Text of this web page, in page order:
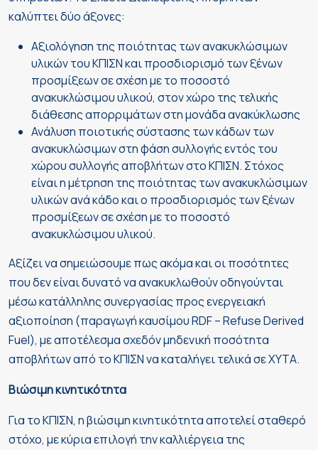
καλύπτει δύο άξονες:
Αξιολόγηση της ποιότητας των ανακυκλώσιμων
υλικών του ΚΠΙΣΝ και προσδιορισμό των ξένων
προσμίξεων σε σχέση με το ποσοστό
ανακυκλώσιμου υλικού, στον χώρο της τελικής
διάθεσης απορριμάτων στη μονάδα ανακύκλωσης
Ανάλυση ποιοτικής σύστασης των κάδων των
ανακυκλώσιμων στη φάση συλλογής εντός του
χώρου συλλογής αποβλήτων στο ΚΠΙΣΝ. Στόχος
είναι η μέτρηση της ποιότητας των ανακυκλώσιμων
υλικών ανά κάδο και ο προσδιορισμός των ξένων
προσμίξεων σε σχέση με το ποσοστό
ανακυκλώσιμου υλικού.
Αξίζει να σημειώσουμε πως ακόμα και οι ποσότητες
που δεν είναι δυνατό να ανακυκλωθούν οδηγούνται
μέσω κατάλληλης συνεργασίας προς ενεργειακή
αξιοποίηση (παραγωγή καυσίμου RDF – Refuse Derived
Fuel), με αποτέλεσμα σχεδόν μηδενική ποσότητα
αποβλήτων από το ΚΠΙΣΝ να καταλήγει τελικά σε ΧΥΤΑ.
Βιώσιμη κινητικότητα
Για το ΚΠΙΣΝ, η βιώσιμη κινητικότητα αποτελεί σταθερό
στόχο, με κύρια επιλογή την καλλιέργεια της